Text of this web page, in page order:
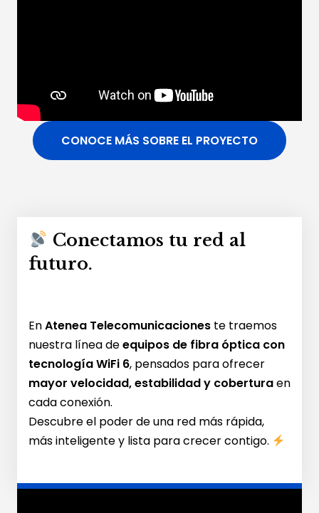
CONOCE MÁS SOBRE EL PROYECTO
Conectamos tu red al
futuro.
EnAtenea Telecomunicaciones te traemos
nuestra línea deequipos de fibra óptica con
tecnología WiFi 6, pensados para ofrecer
mayor velocidad, estabilidad y coberturaen
cada conexión.
Descubre el poder de una red más rápida,
más inteligente y lista para crecer contigo.